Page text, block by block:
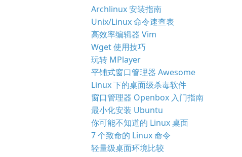
Archlinux 安装指南
Unix/Linux 命令速查表
高效率编辑器 Vim
Wget 使用技巧
玩转 MPlayer
平铺式窗口管理器 Awesome
Linux 下的桌面级杀毒软件
窗口管理器 Openbox 入门指南
最小化安装 Ubuntu
你可能不知道的 Linux 桌面
7 个致命的 Linux 命令
轻量级桌面环境比较